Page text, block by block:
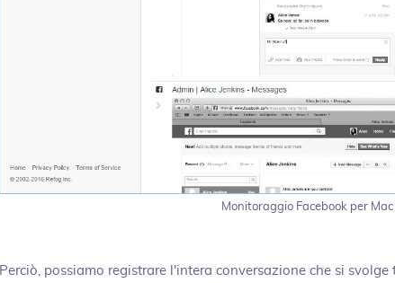
Monitoraggio Facebook per Mac
Perciò, possiamo registrare l'intera conversazione che si